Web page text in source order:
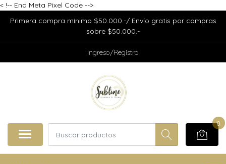
< !-- End Meta Pixel Code -->
Primera compra mínimo $50.000.-/ Envío gratis por compras
sobre $50.000.-
Ingreso/Registro
0